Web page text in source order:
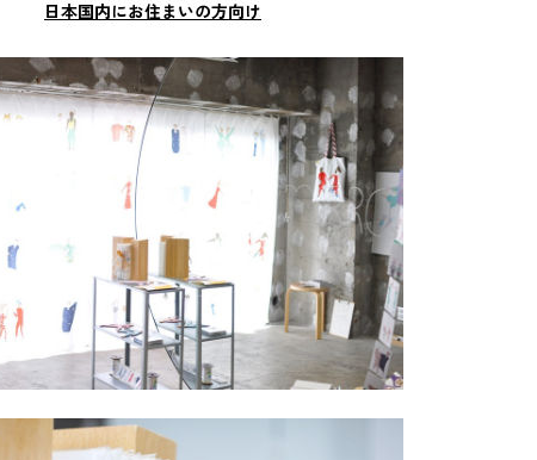
日本国内にお住まいの方向け